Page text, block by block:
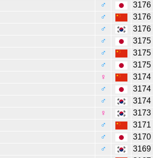
♂
3176
♂
3176
♂
3176
♂
3175
♂
3175
♂
3175
♀
3174
♂
3174
♂
3174
♀
3173
♂
3171
♂
3170
♂
3169